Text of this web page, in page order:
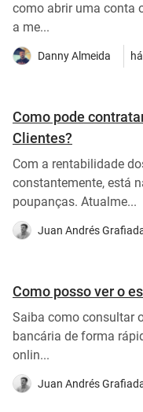
como abrir uma conta
a me...
Danny Almeida
Como pode
Clientes?
Com a rentabilidade
constantemente, está
poupanças. Atualme...
Juan Andrés
Como posso ver o
Saiba como consultar
bancária de forma
onlin...
Juan Andrés